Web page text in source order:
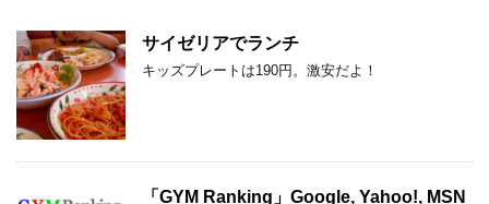
サイゼリアでランチ
キッズプレートは190円。激安だよ！
「GYM Ranking」Google, Yahoo!, MSN